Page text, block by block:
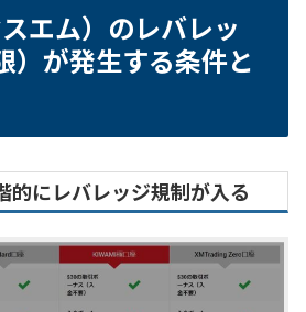
エム）のレバレッ
）が発生する条件と
的にレバレッジ規制が入る